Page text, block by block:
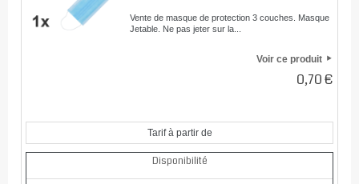
Vente de masque de protection 3 couches. Masque
Jetable. Ne pas jeter sur la...
Voir ce produit
0,70 €
Tarif à partir de
Disponibilité